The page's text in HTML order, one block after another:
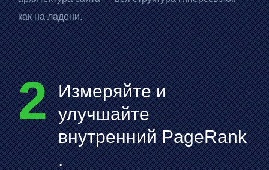
как на ладони.
2 Измеряйте и
улучшайте
внутреннийPageRank
.